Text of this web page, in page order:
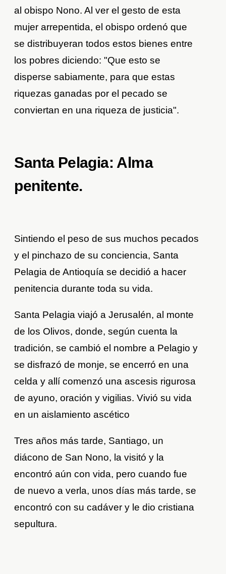
al obispo Nono. Al ver el gesto de esta
mujer arrepentida, el obispo ordenó que
se distribuyeran todos estos bienes entre
los pobres diciendo: "Que esto se
disperse sabiamente, para que estas
riquezas ganadas por el pecado se
conviertan en una riqueza de justicia".
Santa Pelagia: Alma
penitente.
Sintiendo el peso de sus muchos pecados
y el pinchazo de su conciencia, Santa
Pelagia de Antioquía se decidió a hacer
penitencia durante toda su vida.
Santa Pelagia viajó a Jerusalén, al monte
de los Olivos, donde, según cuenta la
tradición, se cambió el nombre a Pelagio y
se disfrazó de monje, se encerró en una
celda y allí comenzó una ascesis rigurosa
de ayuno, oración y vigilias. Vivió su vida
en un aislamiento ascético
Tres años más tarde, Santiago, un
diácono de San Nono, la visitó y la
encontró aún con vida, pero cuando fue
de nuevo a verla, unos días más tarde, se
encontró con su cadáver y le dio cristiana
sepultura.